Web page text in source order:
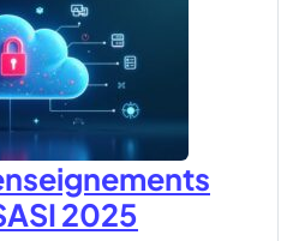
2025